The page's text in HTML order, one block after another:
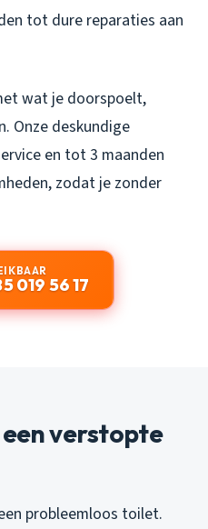
tot dure reparaties aan
wat je doorspoelt,
Onze deskundige
en tot 3 maanden
zodat je zonder
019 56 17
verstopte
probleemloos toilet.